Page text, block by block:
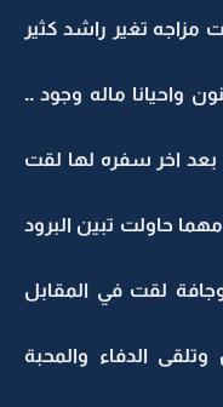
مزاجه تغير راشد كثير
واحيانا ماله وجود ..
اخر سفره لها لقت
حاولت تبين البرود
لقت في المقابل
الدفاء والمحبة